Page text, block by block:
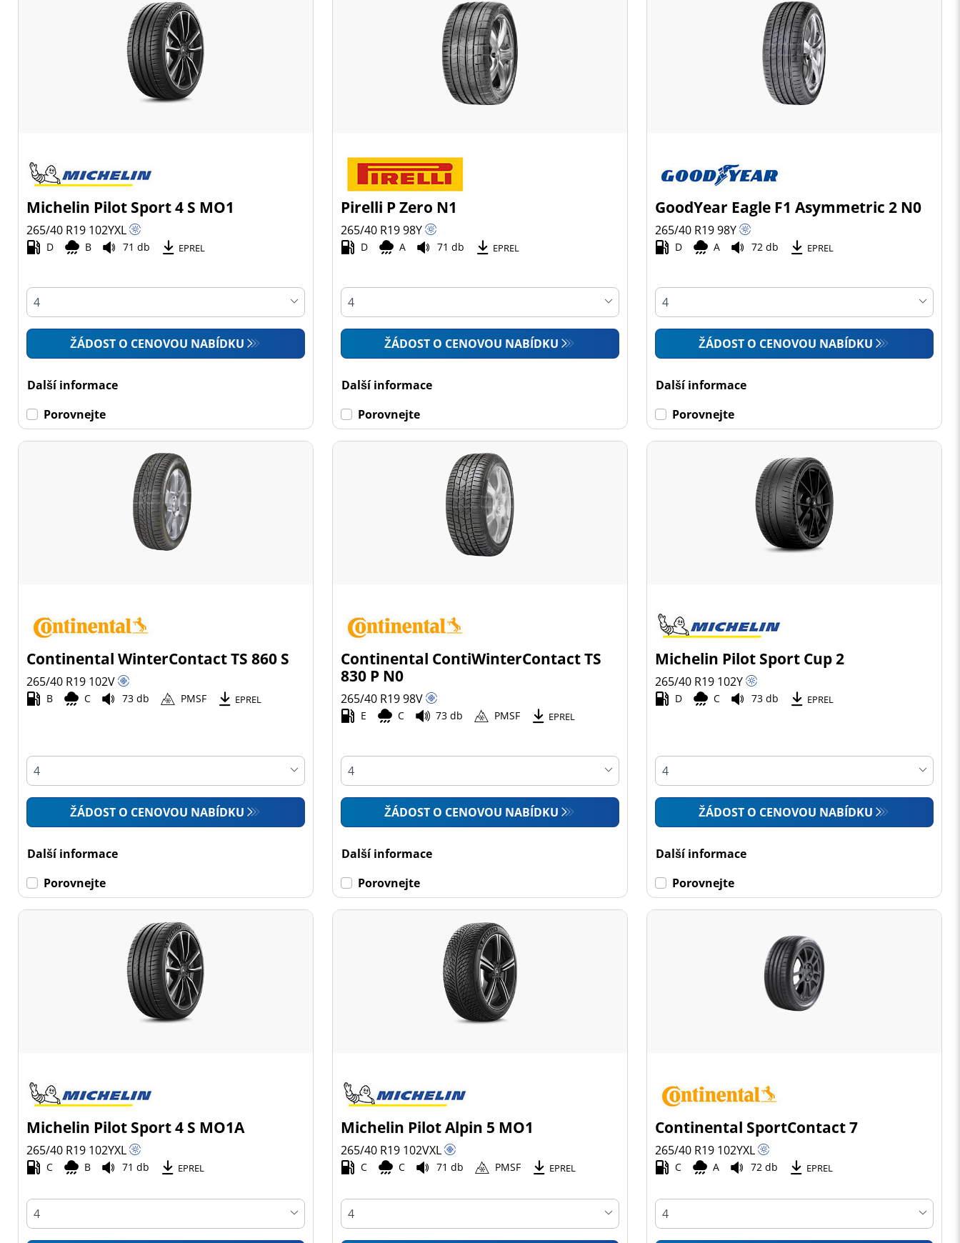
Michelin Pilot Sport 4 S MO1
265/40 R19 102YXL
D B 71 db EPREL
ŽÁDOST O CENOVOU NABÍDKU
Další informace
Porovnejte
Pirelli P Zero N1
265/40 R1998Y
D A 71 db EPREL
ŽÁDOST O CENOVOU NABÍDKU
Další informace
Porovnejte
GoodYear Eagle F1 Asymmetric 2 N0
265/40 R1998Y
D A 72 db EPREL
ŽÁDOST O CENOVOU NABÍDKU
Další informace
Porovnejte
Continental WinterContact TS 860 S
265/40 R19 102V
B C 73 db PMSF EPREL
ŽÁDOST O CENOVOU NABÍDKU
Další informace
Porovnejte
Continental ContiWinterContact TS
830 P N0
265/40 R1998V
E C 73 db PMSF EPREL
ŽÁDOST O CENOVOU NABÍDKU
Další informace
Porovnejte
Michelin Pilot Sport Cup 2
265/40 R19 102Y
D C 73 db EPREL
ŽÁDOST O CENOVOU NABÍDKU
Další informace
Porovnejte
Michelin Pilot Sport 4 S MO1A
265/40 R19 102YXL
C B 71 db EPREL
Michelin Pilot Alpin 5 MO1
265/40 R19 102VXL
C C 71 db PMSF EPREL
Continental SportContact 7
265/40 R19 102YXL
C A 72 db EPREL